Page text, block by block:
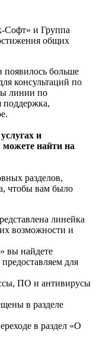
Софт» и Группа
общих
появилось больше
консультаций по
линии по
поддержка,
и
можете найти на
разделов,
чтобы вам было
линейка
возможности и
вы найдете
для
ПО и антивирусы
в разделе
в раздел «О